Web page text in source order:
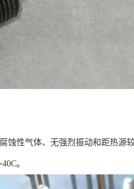
蚀性气体、无强烈振动和距热源较
。